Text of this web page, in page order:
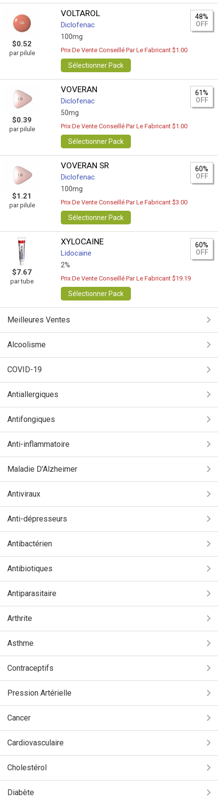
$0.52
par pilule
VOLTAROL
Diclofenac
100mg
48%
OFF
Prix De Vente Conseillé Par Le Fabricant $1.00
Sélectionner Pack
$0.39
par pilule
VOVERAN
Diclofenac
50mg
61%
OFF
Prix De Vente Conseillé Par Le Fabricant $1.00
Sélectionner Pack
$1.21
par pilule
VOVERAN SR
Diclofenac
100mg
60%
OFF
Prix De Vente Conseillé Par Le Fabricant $3.00
Sélectionner Pack
$7.67
par tube
XYLOCAINE
Lidocaine
2%
60%
OFF
Prix De Vente Conseillé Par Le Fabricant $19.19
Sélectionner Pack
Meilleures Ventes
Alcoolisme
COVID-19
Antiallergiques
Antifongiques
Anti-inflammatoire
Maladie D'Alzheimer
Antiviraux
Anti-dépresseurs
Antibactérien
Antibiotiques
Antiparasitaire
Arthrite
Asthme
Contraceptifs
Pression Artérielle
Cancer
Cardiovasculaire
Cholestérol
Diabète